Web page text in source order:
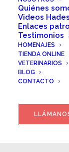
Quiénes
Videos
Enlaces
Testimonios
HOMENAJES
TIENDA ONLINE
VETERINARIOS
BLOG
CONTACTO